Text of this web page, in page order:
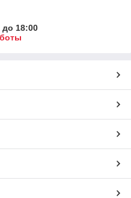
до 18:00